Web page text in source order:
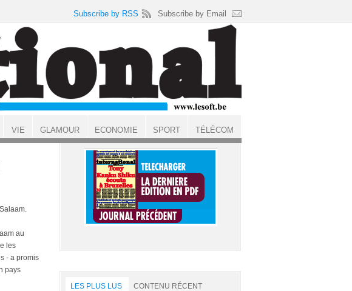
au
les
- a promis
pays
LES PLUS LUS CONTENU RÉCENT
Subscribe by RSS Subscribe by Email
VIE GLAMOUR ECONOMIE SPORT TÉLÉCOM